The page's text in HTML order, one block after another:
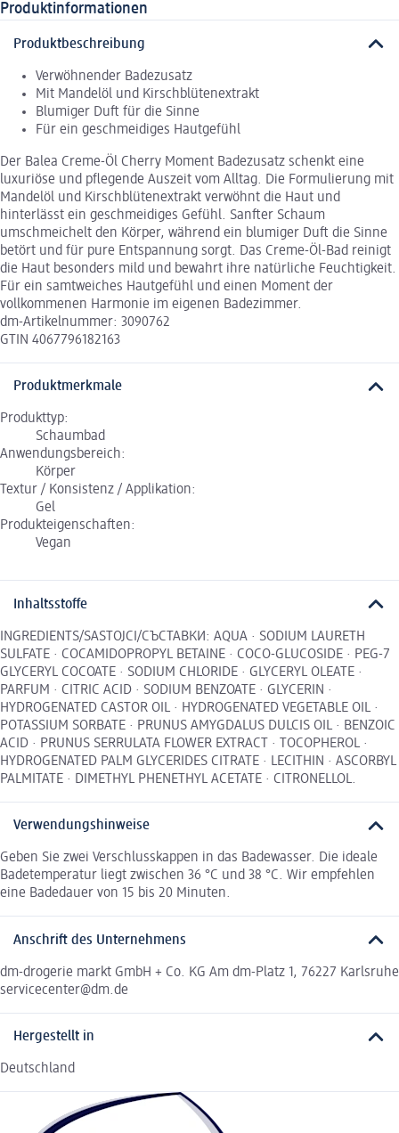
Produktinformationen
Produktbeschreibung
Verwöhnender Badezusatz
Mit Mandelöl und Kirschblütenextrakt
Blumiger Duft für die Sinne
Für ein geschmeidiges Hautgefühl
Der Balea Creme-Öl Cherry Moment Badezusatz schenkt eine
luxuriöse und pflegende Auszeit vom Alltag. Die Formulierung mit
Mandelöl und Kirschblütenextrakt verwöhnt die Haut und
hinterlässt ein geschmeidiges Gefühl. Sanfter Schaum
umschmeichelt den Körper, während ein blumiger Duft die Sinne
betört und für pure Entspannung sorgt. Das Creme-Öl-Bad reinigt
die Haut besonders mild und bewahrt ihre natürliche Feuchtigkeit.
Für ein samtweiches Hautgefühl und einen Moment der
vollkommenen Harmonie im eigenen Badezimmer.
dm-Artikelnummer: 3090762
GTIN 4067796182163
Produktmerkmale
Produkttyp:
Schaumbad
Anwendungsbereich:
Körper
Textur / Konsistenz / Applikation:
Gel
Produkteigenschaften:
Vegan
Inhaltsstoffe
INGREDIENTS/SASTOJCI/СЪСТАВКИ: AQUA · SODIUM LAURETH
SULFATE · COCAMIDOPROPYL BETAINE · COCO-GLUCOSIDE · PEG-7
GLYCERYL COCOATE · SODIUM CHLORIDE · GLYCERYL OLEATE ·
PARFUM · CITRIC ACID · SODIUM BENZOATE · GLYCERIN ·
HYDROGENATED CASTOR OIL · HYDROGENATED VEGETABLE OIL ·
POTASSIUM SORBATE · PRUNUS AMYGDALUS DULCIS OIL · BENZOIC
ACID · PRUNUS SERRULATA FLOWER EXTRACT · TOCOPHEROL ·
HYDROGENATED PALM GLYCERIDES CITRATE · LECITHIN · ASCORBYL
PALMITATE · DIMETHYL PHENETHYL ACETATE · CITRONELLOL.
Verwendungshinweise
Geben Sie zwei Verschlusskappen in das Badewasser. Die ideale
Badetemperatur liegt zwischen 36 °C und 38 °C. Wir empfehlen
eine Badedauer von 15 bis 20 Minuten.
Anschrift des Unternehmens
dm-drogerie markt GmbH + Co. KG Am dm-Platz 1, 76227 Karlsruhe
servicecenter@dm.de
Hergestellt in
Deutschland